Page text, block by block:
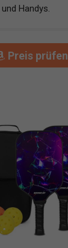
Handys.
Preis prüfen